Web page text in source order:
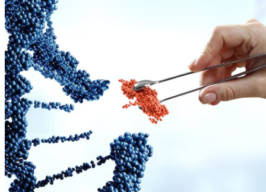
Избыточное Употребление Кофе И
Крупнейший В Мире Примат Умер Из-
За Изменения Питания И Климата
Установлено, Что Менструальный
Цикл Влияет На Распространение
Мутантных Клеток В Ткани Молочной